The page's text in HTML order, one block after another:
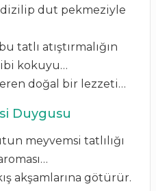
dut pekmeziyle
tatlı atıştırmalığın
kokuyu…
doğal bir lezzeti…
Duygusu
meyvemsi tatlılığı
akşamlarına götürür.